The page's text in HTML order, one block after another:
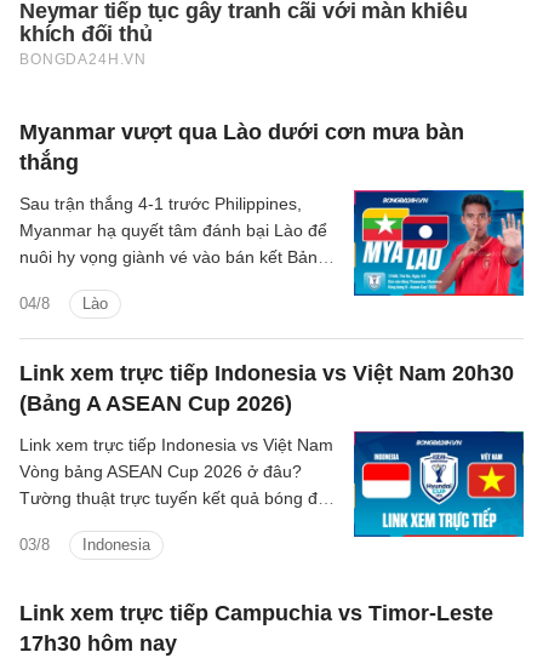
Myanmar vượt qua Lào dưới cơn mưa bàn
thắng
04/8 Lào
Sau trận thắng 4-1 trước Philippines,
Myanmar hạ quyết tâm đánh bại Lào để
nuôi hy vọng giành vé vào bán kết Bảng
Link xem trực tiếp Indonesia vs Việt Nam 20h30
(Bảng A ASEAN Cup 2026)
03/8 Indonesia
Link xem trực tiếp Indonesia vs Việt Nam
Vòng bảng ASEAN Cup 2026 ở đâu?
Tường thuật trực tuyến kết quả bóng đá
sóng nào?
Link xem trực tiếp Campuchia vs Timor-Leste
17h30 hôm nay